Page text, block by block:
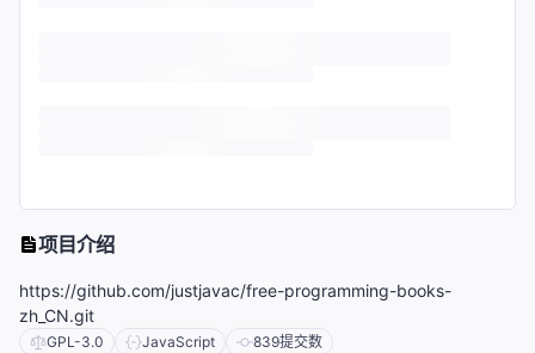
项目介绍
https://github.com/justjavac/free-programming-books-
zh_CN.git
GPL-3.0 JavaScript 839提交数